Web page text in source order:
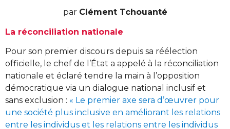
par Clément Tchouanté
La réconciliation nationale
Pour son premier discours depuis sa réélection
officielle, le chef de l’État a appelé à la réconciliation
nationale et éclaré tendre la main à l’opposition
démocratique via un dialogue national inclusif et
sans exclusion : « Le premier axe sera d’œuvrer pour
une société plus inclusive en améliorant les relations
entre les individus et les relations entre les individus